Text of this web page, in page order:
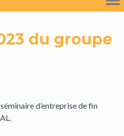
du groupe
d’entreprise de fin